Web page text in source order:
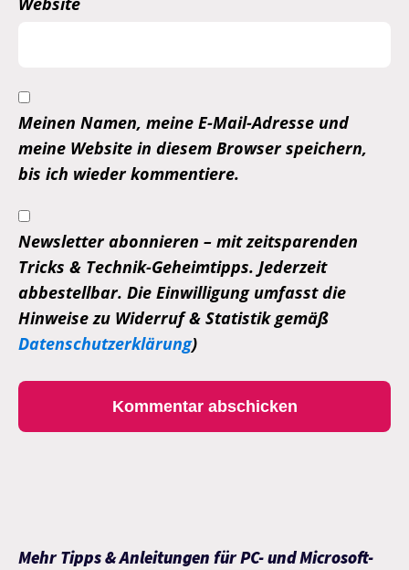
Meinen Namen, meine E-Mail-Adresse und
meine Website in diesem Browser speichern,
bis ich wieder kommentiere.
Newsletter abonnieren – mit zeitsparenden
Tricks & Technik-Geheimtipps. Jederzeit
abbestellbar. Die Einwilligung umfasst die
Hinweise zu Widerruf & Statistik gemäß
Datenschutzerklärung)
Mehr Tipps & Anleitungen für PC- und Microsoft-